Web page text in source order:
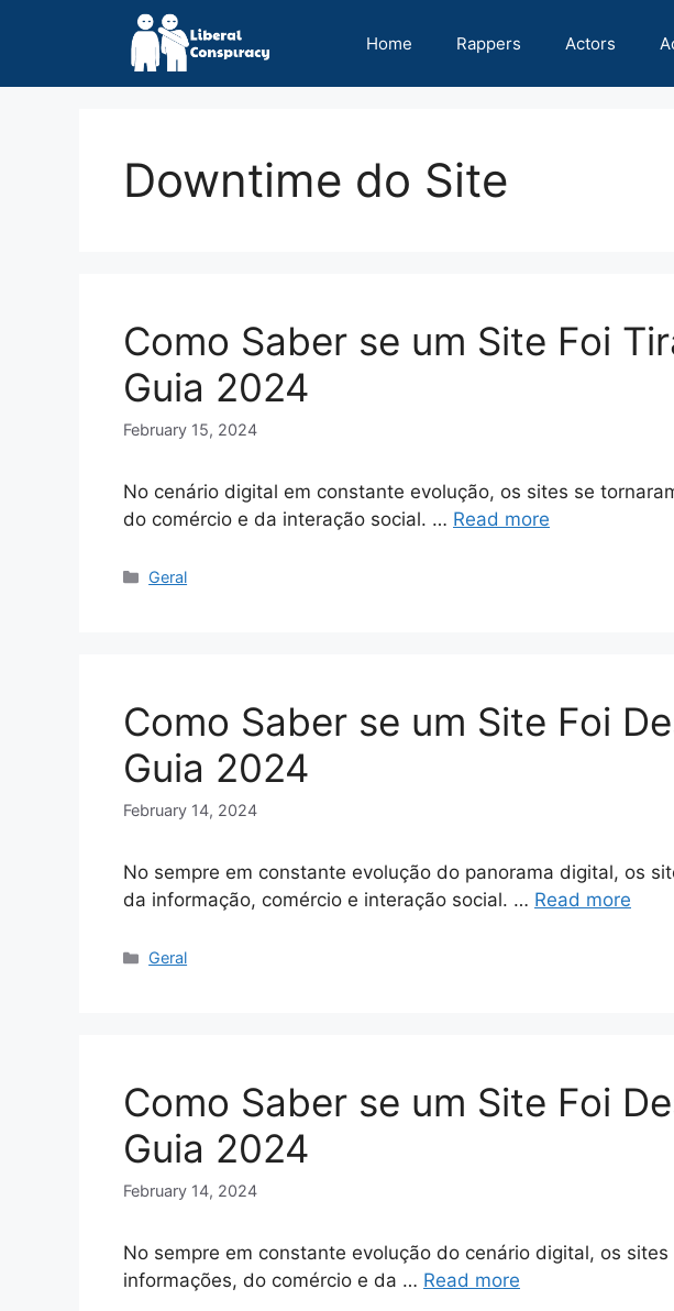
Home Rappers Actors
Downtime do Site
Como Saber se um Site Foi
Guia 2024
February 15, 2024
No cenário digital em constante evolução, os sites se
do comércio e da interação social. … Read more
Categories
Geral
Como Saber se um Site Foi
Guia 2024
February 14, 2024
No sempre em constante evolução do panorama digital, os
da informação, comércio e interação social. … Read more
Categories
Geral
Como Saber se um Site Foi
Guia 2024
February 14, 2024
No sempre em constante evolução do cenário digital, os
informações, do comércio e da … Read more